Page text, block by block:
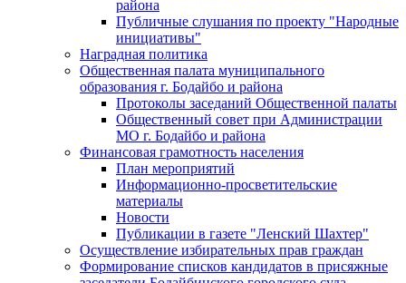
района
Публичные слушания по проекту "Народные
инициативы"
Наградная политика
Общественная палата муниципального
образования г. Бодайбо и района
Протоколы заседаний Общественной палаты
Общественный совет при Администрации
МО г. Бодайбо и района
Финансовая грамотность населения
План мероприятий
Информационно-просветительские
материалы
Новости
Публикации в газете "Ленский Шахтер"
Осуществление избирательных прав граждан
Формирование списков кандидатов в присяжные